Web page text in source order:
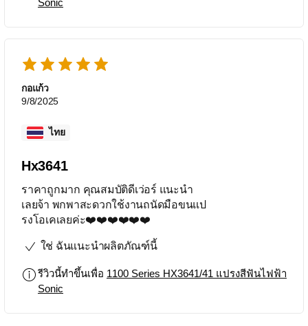
กอแก้ว
9/8/2025
ไทย
Hx3641
ราคาถูกมาก คุณสมบัติดีเว่อร์ แนะนำ
เลยจ้า พกพาสะดวกใช้งานถนัดมือขนแป
รงโอเคเลยค่ะ❤️❤️❤️❤️❤️❤️
ใช่ ฉันแนะนำผลิตภัณฑ์นี้
รีวิวนี้ทำขึ้นเพื่อ 1100 Series HX3641/41 แปรงสีฟันไฟฟ้า
Sonic